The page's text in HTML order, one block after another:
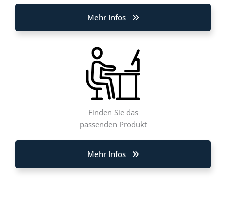
Mehr Infos
Finden Sie das
passenden Produkt
Mehr Infos